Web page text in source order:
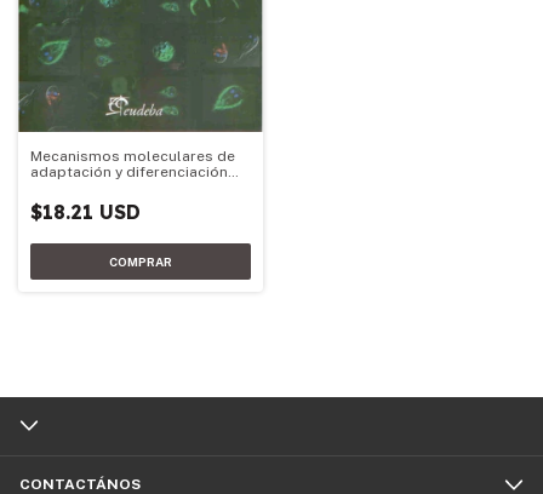
Mecanismos moleculares de
adaptación y diferenciación
$18.21 USD
CONTACTÁNOS